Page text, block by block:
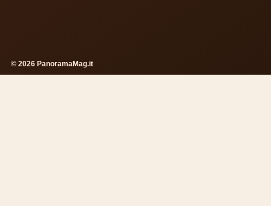
© 2026 PanoramaMag.it